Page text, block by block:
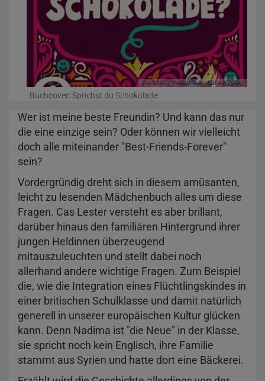
Ars Edition Verlag © Ars Edition Verlag
Buchcover: Sprichst du Schokolade
Wer ist meine beste Freundin? Und kann das nur
die eine einzige sein? Oder können wir vielleicht
doch alle miteinander "Best-Friends-Forever"
sein?
Vordergründig dreht sich in diesem amüsanten,
leicht zu lesenden Mädchenbuch alles um diese
Fragen. Cas Lester versteht es aber brillant,
darüber hinaus den familiären Hintergrund ihrer
jungen Heldinnen überzeugend
mitauszuleuchten und stellt dabei noch
allerhand andere wichtige Fragen. Zum Beispiel
die, wie die Integration eines Flüchtlingskindes in
einer britischen Schulklasse und damit natürlich
generell in unserer europäischen Kultur glücken
kann. Denn Nadima ist "die Neue" in der Klasse,
sie spricht noch kein Englisch, ihre Familie
stammt aus Syrien und hatte dort eine Bäckerei.